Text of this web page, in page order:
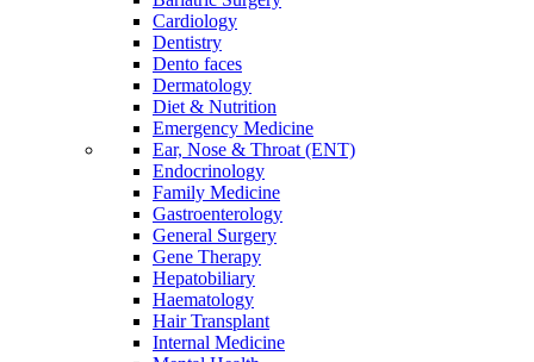
Cardiology
Dentistry
Dento faces
Dermatology
Diet & Nutrition
Emergency Medicine
Ear, Nose & Throat (ENT)
Endocrinology
Family Medicine
Gastroenterology
General Surgery
Gene Therapy
Hepatobiliary
Haematology
Hair Transplant
Internal Medicine